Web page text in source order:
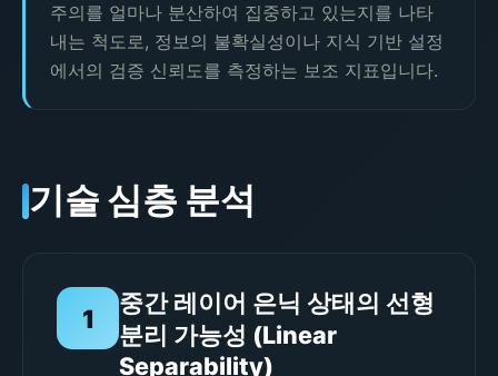
주의를 얼마나 분산하여 집중하고 있는지를 나타
내는 척도로, 정보의 불확실성이나 지식 기반 설정
에서의 검증 신뢰도를 측정하는 보조 지표입니다.
기술 심층 분석
1
중간 레이어 은닉 상태의 선형
분리 가능성 (Linear
Separability)